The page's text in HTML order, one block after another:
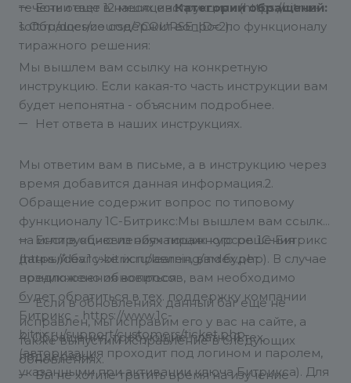
течении еще 12 месяцев.Категории обращений:
1. Обращение содержит вопрос по функционалу
тиражного решения:
Есть ответ в наших инструкциях (https://citrus-
soft.ru/docs/course/?COURSE_ID=2).
Мы вышлем вам ссылку на конкретную
инструкцию. Если какая-то часть инструкции вам
будет непонятна - объясним подробнее.
Нет ответа в наших инструкциях.
Мы ответим вам в письме, а в инструкцию через
время добавится данная информация.2.
Обращение содержит вопрос по типовому
функционалу 1С-Битрикс:Мы вышлем вам ссылку
на инструкцию из обучающих курсов 1С-Битрикс
(https://dev.1c-bitrix.ru/learning/index.php). В случае
возникновения вопросов, вам необходимо
будет обратиться в тех. поддержку компании
Битрикс - https://www.1c-
bitrix.ru/support/customers/ticket.php
(авторизация проходит под логином и паролем,
указанными при активации ключа Битрикса). Для
Если в обновлениях тиражного решения
данный баг уже исправлен, вам будет
предложено обновиться.
Если в обновлениях данный баг еще не
исправлен, мы исправим его у вас на сайте, а
также выпустим исправление в следующих
обновлениях.
4. Обращения, требующие платной тех.
поддержки:
Вы не хотите тратить время на изучение